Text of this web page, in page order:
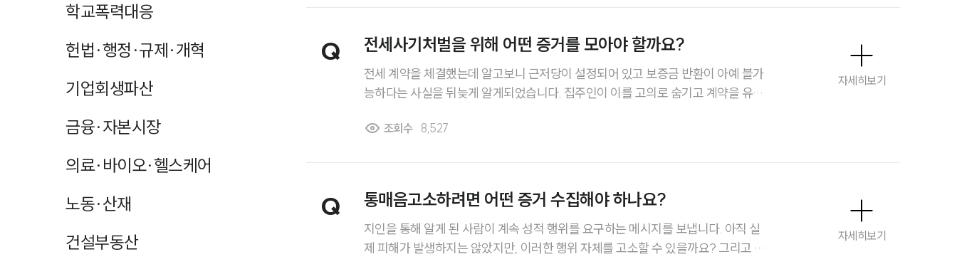
공지사항
법률 블로그
대륜법률상담예약
학교폭력대응
헌법·행정·규제·개혁
기업회생파산
금융·자본시장
의료·바이오·헬스케어
노동·산재
건설부동산
Q 전세사기처벌을 위해 어떤 증거를 모아야 할까요?
전세 계약을 체결했는데 알고보니 근저당이 설정되어 있고 보증금 반환이 아예 블가
능하다는 사실을 뒤늦게 알게되었습니다. 집주인이 이를 고의로 숨기고 계약을 유도
야 하는지도 궁금합니다.
조회수 8,527
자세히보기
Q 통매음고소하려면 어떤 증거 수집해야 하나요?
지인을 통해 알게 된 사람이 계속 성적 행위를 요구하는 메시지를 보냅니다. 아직 실
제 피해가 발생하지는 않았지만, 이러한 행위 자체를 고소할 수 있을까요? 그리고 혹
자세히보기